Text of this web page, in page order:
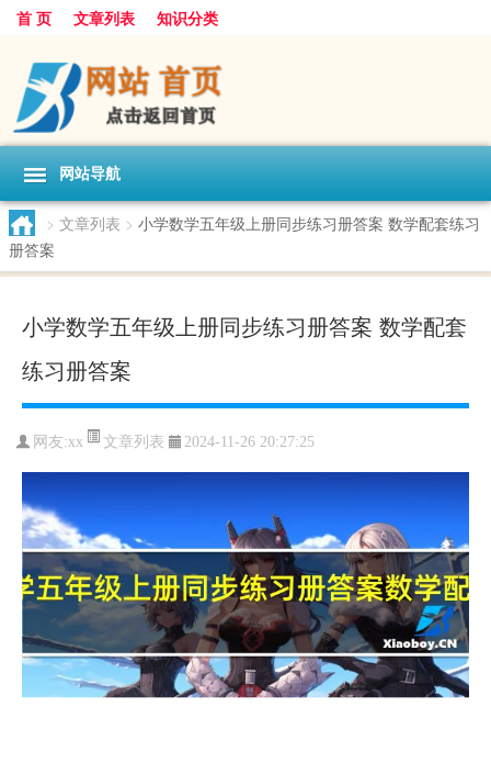
首 页 文章列表 知识分类
网站导航
> 文章列表 > 小学数学五年级上册同步练习册答案 数学配套练习
册答案
小学数学五年级上册同步练习册答案 数学配套
练习册答案
网友:xx 文章列表 2024-11-26 20:27:25